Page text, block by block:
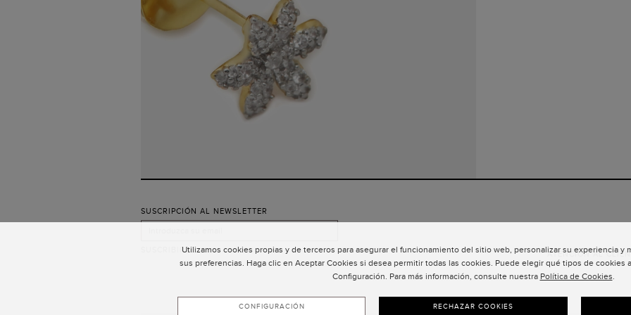
Utilizamos cookies propias y de terceros para asegurar el funcionamiento del sitio web, personalizar su experiencia y
sus preferencias. Haga clic en Aceptar Cookies si desea permitir todas las cookies. Puede elegir qué tipos de cookies
Configuración. Para más información, consulte nuestra Política de Cookies.
CONFIGURACIÓN RECHAZAR COOKIES
ATENCIÓN AL
SUSCRIPCIÓN AL NEWSLETTER
SUSCRIBIRSE